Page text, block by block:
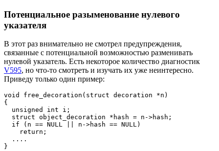
Потенциальное разыменование нулевого
указателя
В этот раз внимательно не смотрел предупреждения,
связанные с потенциальной возможностью разменивать
нулевой указатель. Есть некоторое количество диагностик
V595, но что-то смотреть и изучать их уже неинтересно.
Приведу только один пример:
void free_decoration(struct decoration *n)
{
  unsigned int i;
  struct object_decoration *hash = n->hash;
  if (n == NULL || n->hash == NULL)
    return;
  ....
}